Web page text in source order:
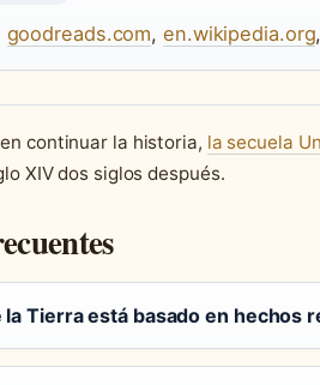
goodreads.com,en.wikipedia.org
continuar la historia, la secuela
XIV dos siglos después.
la Tierra está basado en hechos